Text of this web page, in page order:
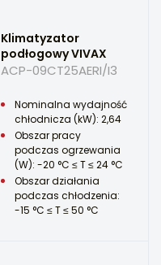
Klimatyzator
podłogowy VIVAX
ACP-09CT25AERI/I3
Nominalna wydajność
chłodnicza (kW): 2,64
Obszar pracy
podczas ogrzewania
(W): -20 °C ≤ T ≤ 24 °C
Obszar działania
podczas chłodzenia:
-15 °C ≤ T ≤ 50 °C